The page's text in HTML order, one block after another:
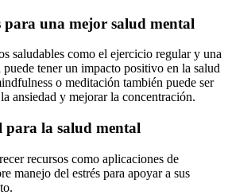
para una mejor salud mental
saludables como el ejercicio regular y una
tener un impacto positivo en la salud
o meditación también puede ser
ansiedad y mejorar la concentración.
para la salud mental
recursos como aplicaciones de
manejo del estrés para apoyar a sus